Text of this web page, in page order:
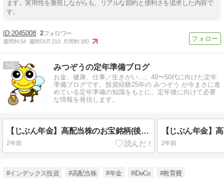
ます。実用性を重視しながらも、リアルな節約と便利さを追求した内容で
す。
2045008 2
週間IN:54 週間OUT:210 月間IN:180
5 みつぞうの定年準備ブログ
お金、健康、仕事／生きがい…。40〜50代に向けた定年
準備ブログです。投資経験25年の みつぞう が今まさに進
めている定年準備の知識をもとに、定年後に向けて必要
な情報を発信します。
【じぶん年金】高配当株のお宝銘柄(後半)の運用成績［2024年8月］
2年前 2年前
#インデックス投資 #高配当株 #年金 #iDeCo #教育費